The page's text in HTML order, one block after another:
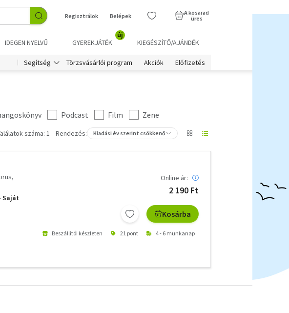
Regisztrálok Belépek
A kosarad
üres
IDEGEN NYELVŰ GYEREKJÁTÉK
új
KIEGÉSZÍTŐ/AJÁNDÉK
Segítség Törzsvásárlói program Akciók Előfizetés
Podcast Film
Zene
száma: 1 Rendezés: Kiadási év szerint csökkenő
Saját
Online ár:
2 190 Ft
Kosárba
Beszállítói készleten 21 pont 4 - 6 munkanap